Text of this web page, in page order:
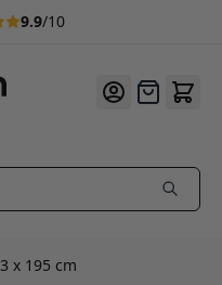
9.9/10
Offerte
x 195 cm